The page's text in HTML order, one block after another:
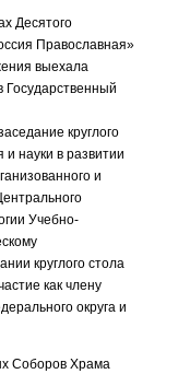
Десятого
Православная»
выехала
Государственный
круглого
и науки в развитии
и
Учебно-
круглого стола
как члену
округа и
Соборов Храма